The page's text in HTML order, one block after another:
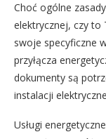
Choć ogólne
elektrycznej, czy to
swoje specyficzne
przyłącza
dokumenty są
instalacji
Usługi